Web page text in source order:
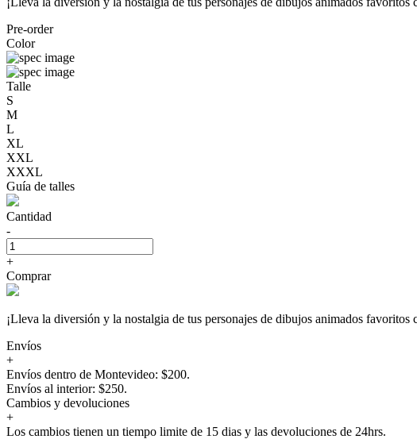
Pre-order
Color
Talle
S
M
L
XL
XXL
XXXL
Guía de talles
Cantidad
-
+
Comprar
¡Lleva la diversión y la nostalgia de tus personajes de dibujos animados
Envíos
+
Envíos dentro de Montevideo: $200.
Envíos al interior: $250.
Cambios y devoluciones
+
Los cambios tienen un tiempo limite de 15 dias y las devoluciones de 24hrs.